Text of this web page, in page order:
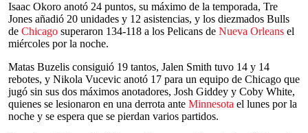
Isaac Okoro anotó 24 puntos, su máximo de la temporada, Tre
Jones añadió 20 unidades y 12 asistencias, y los diezmados Bulls
de Chicago superaron 134-118 a los Pelicans de Nueva Orleans el
miércoles por la noche.
Matas Buzelis consiguió 19 tantos, Jalen Smith tuvo 14 y 14
rebotes, y Nikola Vucevic anotó 17 para un equipo de Chicago que
jugó sin sus dos máximos anotadores, Josh Giddey y Coby White,
quienes se lesionaron en una derrota ante Minnesota el lunes por la
noche y se espera que se pierdan varios partidos.